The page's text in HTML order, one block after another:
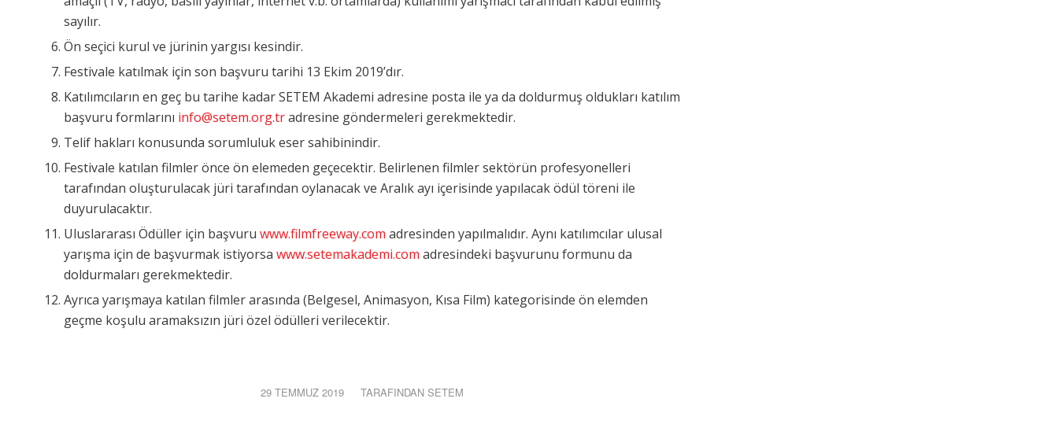
sayılır.
Ön seçici kurul ve jürinin yargısı kesindir.
Festivale katılmak için son başvuru tarihi 13 Ekim 2019’dır.
Katılımcıların en geç bu tarihe kadar SETEM Akademi adresine posta ile ya da doldurmuş oldukları katılım
başvuru formlarını info@setem.org.tradresine göndermeleri gerekmektedir.
Telif hakları konusunda sorumluluk eser sahibinindir.
Festivale katılan filmler önce ön elemeden geçecektir. Belirlenen filmler sektörün profesyonelleri
tarafından oluşturulacak jüri tarafından oylanacak ve Aralık ayı içerisinde yapılacak ödül töreni ile
duyurulacaktır.
Uluslararası Ödüller için başvuru www.filmfreeway.com adresinden yapılmalıdır. Aynı katılımcılar ulusal
yarışma için de başvurmak istiyorsa www.setemakademi.com adresindeki başvurunu formunu da
doldurmaları gerekmektedir.
Ayrıca yarışmaya katılan filmler arasında (Belgesel, Animasyon, Kısa Film) kategorisinde ön elemden
geçme koşulu aramaksızın jüri özel ödülleri verilecektir.
29 TEMMUZ 2019
/ TARAFINDANSETEM